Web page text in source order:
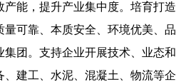
产能，提升产业集中度。培育打造
可靠、本质安全、环境优美、品
集团。支持企业开展技术、业态和
建工、水泥、混凝土、物流等企